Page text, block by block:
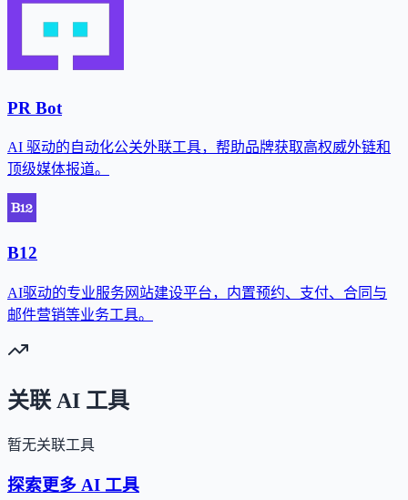
PR Bot
AI 驱动的自动化公关外联工具，帮助品牌获取高权威外链和
顶级媒体报道。
B12
AI驱动的专业服务网站建设平台，内置预约、支付、合同与
邮件营销等业务工具。
关联 AI 工具
暂无关联工具
探索更多 AI 工具